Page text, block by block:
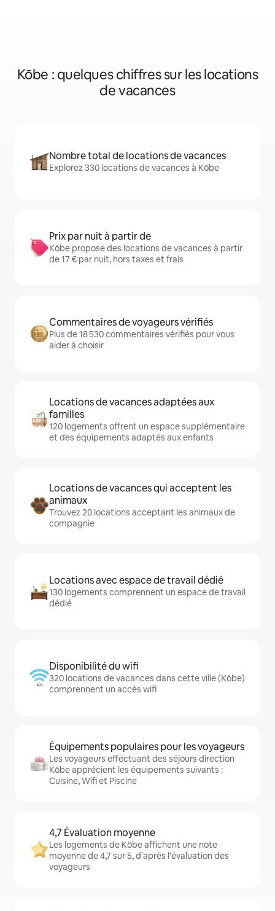
Kōbe : quelques chiffres sur les locations
de vacances
Nombre total de locations de vacances
Explorez 330 locations de vacances à Kōbe
Prix par nuit à partir de
Kōbe propose des locations de vacances à partir
de 17 € par nuit, hors taxes et frais
Commentaires de voyageurs vérifiés
Plus de 18 530 commentaires vérifiés pour vous
aider à choisir
Locations de vacances adaptées aux
familles
120 logements offrent un espace supplémentaire
et des équipements adaptés aux enfants
Locations de vacances qui acceptent les
animaux
Trouvez 20 locations acceptant les animaux de
compagnie
Locations avec espace de travail dédié
130 logements comprennent un espace de travail
dédié
Disponibilité du wifi
320 locations de vacances dans cette ville (Kōbe)
comprennent un accès wifi
Équipements populaires pour les voyageurs
Les voyageurs effectuant des séjours direction
Kōbe apprécient les équipements suivants :
Cuisine, Wifi et Piscine
4,7 Évaluation moyenne
Les logements de Kōbe affichent une note
moyenne de 4,7 sur 5, d'après l'évaluation des
voyageurs